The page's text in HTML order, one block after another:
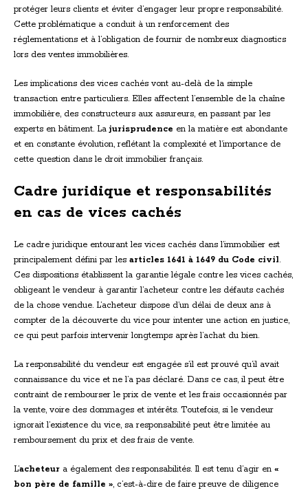
protéger leurs clients et éviter d’engager leur propre responsabilité.
Cette problématique a conduit à un renforcement des
réglementations et à l’obligation de fournir de nombreux diagnostics
lors des ventes immobilières.
Les implications des vices cachés vont au-delà de la simple
transaction entre particuliers. Elles affectent l’ensemble de la chaîne
immobilière, des constructeurs aux assureurs, en passant par les
experts en bâtiment. La jurisprudence en la matière est abondante
et en constante évolution, reflétant la complexité et l’importance de
cette question dans le droit immobilier français.
Cadre juridique et responsabilités
en cas de vices cachés
Le cadre juridique entourant les vices cachés dans l’immobilier est
principalement défini par les articles 1641 à 1649 du Code civil.
Ces dispositions établissent la garantie légale contre les vices cachés,
obligeant le vendeur à garantir l’acheteur contre les défauts cachés
de la chose vendue. L’acheteur dispose d’un délai de deux ans à
compter de la découverte du vice pour intenter une action en justice,
ce qui peut parfois intervenir longtemps après l’achat du bien.
La responsabilité du vendeur est engagée s’il est prouvé qu’il avait
connaissance du vice et ne l’a pas déclaré. Dans ce cas, il peut être
contraint de rembourser le prix de vente et les frais occasionnés par
la vente, voire des dommages et intérêts. Toutefois, si le vendeur
ignorait l’existence du vice, sa responsabilité peut être limitée au
remboursement du prix et des frais de vente.
L’acheteur a également des responsabilités. Il est tenu d’agir en «
bon père de famille », c’est-à-dire de faire preuve de diligence